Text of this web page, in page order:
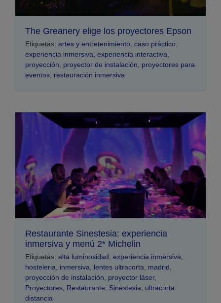
The Greanery elige los proyectores Epson
Etiquetas: artes y entretenimiento, caso práctico,
experiencia inmersiva, experiencia interactiva,
proyección, proyector de instalación, proyectores para
eventos, restauración inmersiva
Restaurante Sinestesia: experiencia
inmersiva y menú 2* Michelin
Etiquetas: alta luminosidad experiencia inmersiva
hosteleria
inmersiva lentes ultracorta madrid
proyección de instalación
proyector láser,
Proyectores Restaurante Sinestesia
ultracorta
distancia